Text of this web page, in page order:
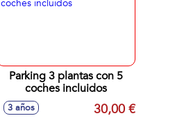
Parking 3 plantas con 5
coches incluidos
3 años 30,00 €